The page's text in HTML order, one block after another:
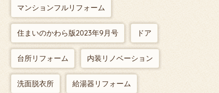
マンションフルリフォーム
住まいのかわら版2023年9月号 ドア
台所リフォーム 内装リノベーション
洗面脱衣所 給湯器リフォーム